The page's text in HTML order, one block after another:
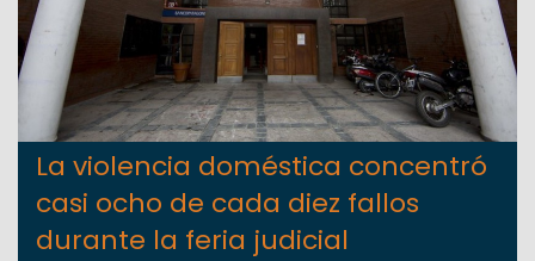
La violencia doméstica concentró
casi ocho de cada diez fallos
durante la feria judicial